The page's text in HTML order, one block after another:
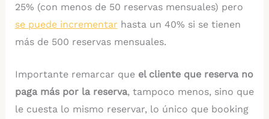
25% (con menos de 50 reservas mensuales) pero
se puede incrementar hasta un 40% si se tienen
más de 500 reservas mensuales.
Importante remarcar queel cliente que reserva no
paga más por la reserva, tampoco menos, sino que
le cuesta lo mismo reservar, lo único que booking